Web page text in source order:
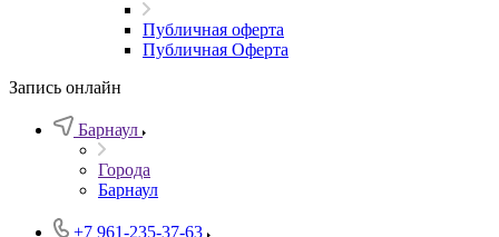
Публичная оферта
Публичная Оферта
Запись онлайн
Барнаул
Города
Барнаул
+7 961-235-37-63